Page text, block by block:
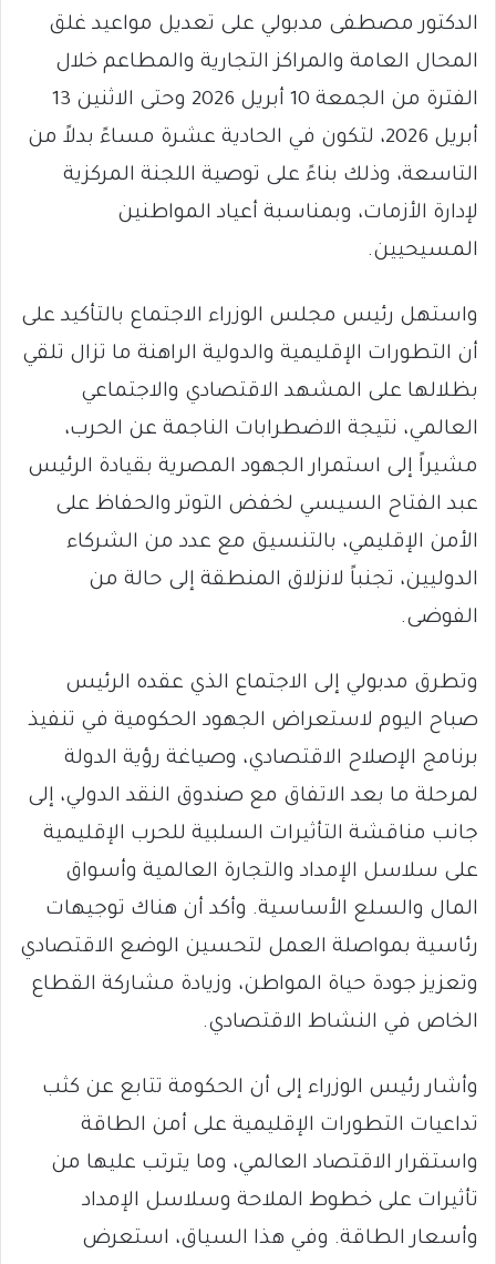
الدكتور مصطفى مدبولي على تعديل مواعيد غلق
المحال العامة والمراكز التجارية والمطاعم خلال
الفترة من الجمعة 10 أبريل 2026 وحتى الاثنين 13
أبريل 2026، لتكون في الحادية عشرة مساءً بدلاً من
التاسعة، وذلك بناءً على توصية اللجنة المركزية
لإدارة الأزمات، وبمناسبة أعياد المواطنين
المسيحيين.
واستهل رئيس مجلس الوزراء الاجتماع بالتأكيد على
أن التطورات الإقليمية والدولية الراهنة ما تزال تلقي
بظلالها على المشهد الاقتصادي والاجتماعي
العالمي، نتيجة الاضطرابات الناجمة عن الحرب،
مشيراً إلى استمرار الجهود المصرية بقيادة الرئيس
عبد الفتاح السيسي لخفض التوتر والحفاظ على
الأمن الإقليمي، بالتنسيق مع عدد من الشركاء
الدوليين، تجنباً لانزلاق المنطقة إلى حالة من
الفوضى.
وتطرق مدبولي إلى الاجتماع الذي عقده الرئيس
صباح اليوم لاستعراض الجهود الحكومية في تنفيذ
برنامج الإصلاح الاقتصادي، وصياغة رؤية الدولة
لمرحلة ما بعد الاتفاق مع صندوق النقد الدولي، إلى
جانب مناقشة التأثيرات السلبية للحرب الإقليمية
على سلاسل الإمداد والتجارة العالمية وأسواق
المال والسلع الأساسية. وأكد أن هناك توجيهات
رئاسية بمواصلة العمل لتحسين الوضع الاقتصادي
وتعزيز جودة حياة المواطن، وزيادة مشاركة القطاع
الخاص في النشاط الاقتصادي.
وأشار رئيس الوزراء إلى أن الحكومة تتابع عن كثب
تداعيات التطورات الإقليمية على أمن الطاقة
واستقرار الاقتصاد العالمي، وما يترتب عليها من
تأثيرات على خطوط الملاحة وسلاسل الإمداد
وأسعار الطاقة. وفي هذا السياق، استعرض